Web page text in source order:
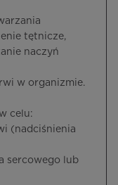
tętnicze,
naczyń
w organizmie.
celu:
(nadciśnienia
sercowego lub